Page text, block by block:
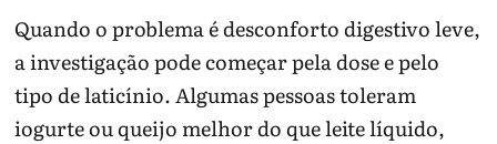
Quando o problema é desconforto digestivo leve,
a investigação pode começar pela dose e pelo
tipo de laticínio. Algumas pessoas toleram
iogurte ou queijo melhor do que leite líquido,